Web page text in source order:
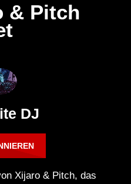
& Pitch
DJ
Xijaro & Pitch, das